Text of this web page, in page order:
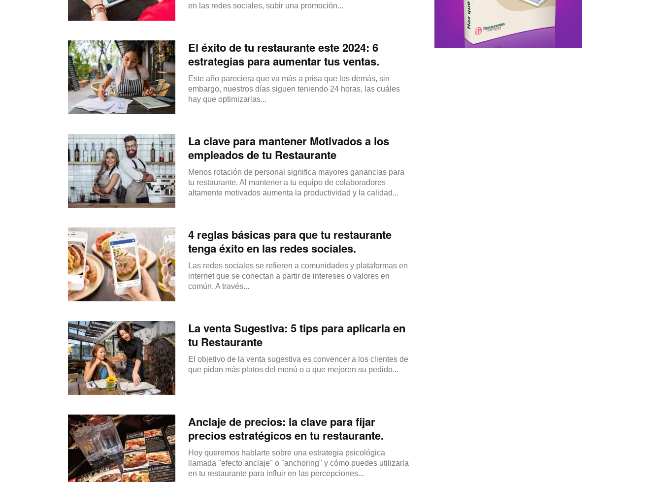
en las redes sociales, subir una promoción...
El éxito de tu restaurante este 2024: 6
estrategias para aumentar tus ventas.
Este año pareciera que va más a prisa que los demás, sin
embargo, nuestros días siguen teniendo 24 horas, las cuáles
hay que optimizarlas...
La clave para mantener Motivados a los
empleados de tu Restaurante
Menos rotación de personal significa mayores ganancias para
tu restaurante. Al mantener a tu equipo de colaboradores
altamente motivados aumenta la productividad y la calidad...
4 reglas básicas para que tu restaurante
tenga éxito en las redes sociales.
Las redes sociales se refieren a comunidades y plataformas en
internet que se conectan a partir de intereses o valores en
común. A través...
La venta Sugestiva: 5 tips para aplicarla en
tu Restaurante
El objetivo de la venta sugestiva es convencer a los clientes de
que pidan más platos del menú o a que mejoren su pedido...
Anclaje de precios: la clave para fijar
precios estratégicos en tu restaurante.
Hoy queremos hablarte sobre una estrategia psicológica
llamada "efecto anclaje" o "anchoring" y cómo puedes utilizarla
en tu restaurante para influir en las percepciones...